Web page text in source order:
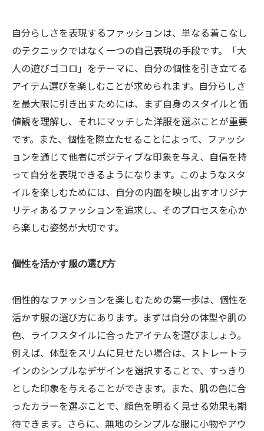
自分らしさを表現するファッションは、単なる着こなし
のテクニックではなく一つの自己表現の手段です。「大
人の遊びゴコロ」をテーマに、自分の個性を引き立てる
アイテム選びを楽しむことが求められます。自分らしさ
を最大限に引き出すためには、まず自身のスタイルと価
値観を理解し、それにマッチした洋服を選ぶことが重要
です。また、個性を際立たせることによって、ファッシ
ョンを通じて他者にポジティブな印象を与え、自信を持
って自分を表現できるようになります。このようなスタ
イルを楽しむためには、自分の内面を映し出すオリジナ
リティあるファッションを追求し、そのプロセスを心か
ら楽しむ姿勢が大切です。
個性を活かす服の選び方
個性的なファッションを楽しむための第一歩は、個性を
活かす服の選び方にあります。まずは自分の体型や肌の
色、ライフスタイルに合ったアイテムを選びましょう。
例えば、体型をスリムに見せたい場合は、ストレートラ
インのシンプルなデザインを選択することで、すっきり
とした印象を与えることができます。また、肌の色に合
ったカラーを選ぶことで、顔色を明るく見せる効果も期
待できます。さらに、無地のシンプルな服に小物やアウ